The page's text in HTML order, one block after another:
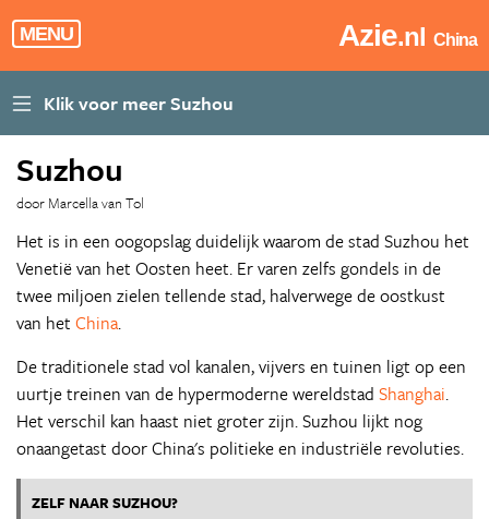
MENU Azie.nl China
Suzhou
door Marcella van Tol
Het is in een oogopslag duidelijk waarom de stad Suzhou het
Venetië van het Oosten heet. Er varen zelfs gondels in de
twee miljoen zielen tellende stad, halverwege de oostkust
van het China.
De traditionele stad vol kanalen, vijvers en tuinen ligt op een
uurtje treinen van de hypermoderne wereldstad Shanghai.
Het verschil kan haast niet groter zijn. Suzhou lijkt nog
onaangetast door China's politieke en industriële revoluties.
ZELF NAAR SUZHOU?